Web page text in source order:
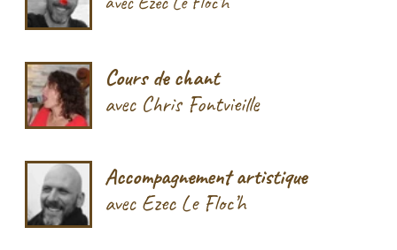
Art dramatique
Qi Gong
avec Valérie Huchet
Les activités de loisirs :
Les intervenants viennent du pays-Basque et
Sud-Landes, Bayonne, Biarritz, Anglet, pour
donner des ateliers d’arts du spectacle : théâtre,